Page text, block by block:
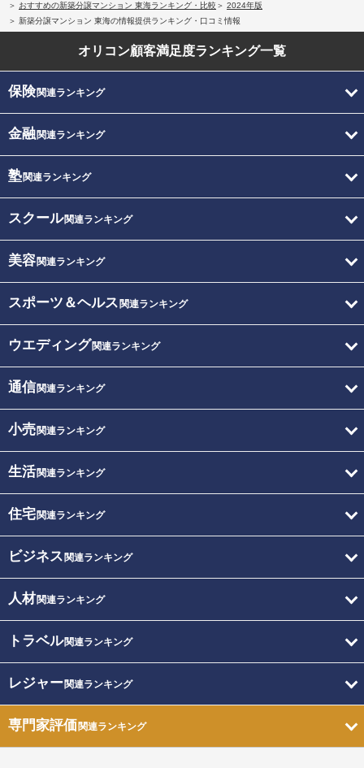
おすすめの新築分譲マンション 東海ランキング・比較
2024年版
新築分譲マンション 東海の情報提供ランキング・口コミ情報
オリコン顧客満足度ランキング一覧
保険関連ランキング
金融関連ランキング
塾関連ランキング
スクール関連ランキング
美容関連ランキング
スポーツ＆ヘルス 関連ランキング
ウエディング関連ランキング
通信関連ランキング
小売関連ランキング
生活関連ランキング
住宅関連ランキング
ビジネス 関連ランキング
人材関連ランキング
トラベル関連ランキング
レジャー関連ランキング
専門家評価関連ランキング